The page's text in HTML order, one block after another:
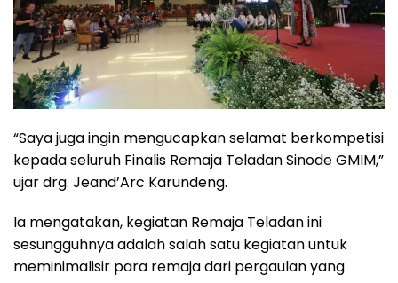
“Saya juga ingin mengucapkan selamat berkompetisi
kepada seluruh Finalis Remaja Teladan Sinode GMIM,”
ujar drg. Jeand’Arc Karundeng.
Ia mengatakan, kegiatan Remaja Teladan ini
sesungguhnya adalah salah satu kegiatan untuk
meminimalisir para remaja dari pergaulan yang